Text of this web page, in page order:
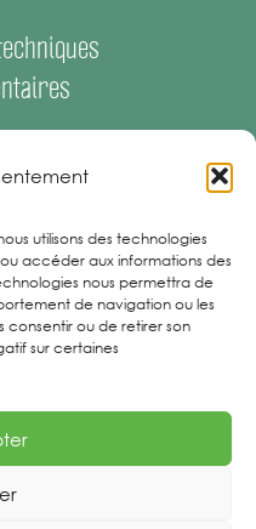
utilisons des technologies
accéder aux informations des
nous permettra de
de navigation ou les
consentir ou de retirer son
sur certaines